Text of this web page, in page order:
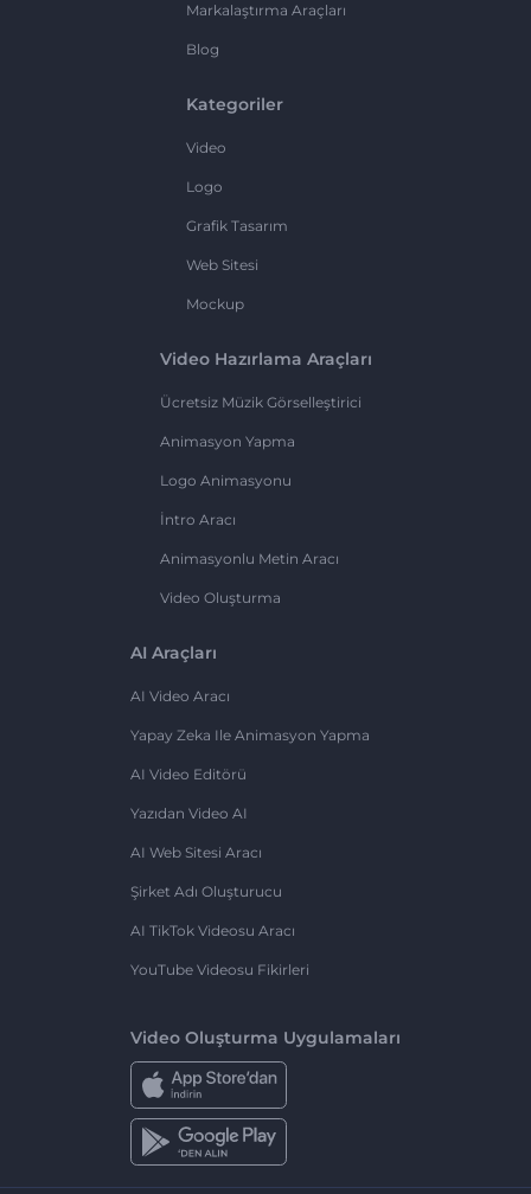
Markalaştırma Araçları
Blog
Kategoriler
Video
Logo
Grafik Tasarım
Web Sitesi
Mockup
Video Hazırlama Araçları
Ücretsiz Müzik Görselleştirici
Animasyon Yapma
Logo Animasyonu
İntro Aracı
Animasyonlu Metin Aracı
Video Oluşturma
AI Araçları
AI Video Aracı
Yapay Zeka Ile Animasyon Yapma
AI Video Editörü
Yazıdan Video AI
AI Web Sitesi Aracı
Şirket Adı Oluşturucu
AI TikTok Videosu Aracı
YouTube Videosu Fikirleri
Video Oluşturma Uygulamaları